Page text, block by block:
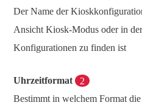
Der Name der
Ansicht Kiosk-Modus oder in
Konfigurationen zu finden ist
Uhrzeitformat
2
Bestimmt in welchem Format